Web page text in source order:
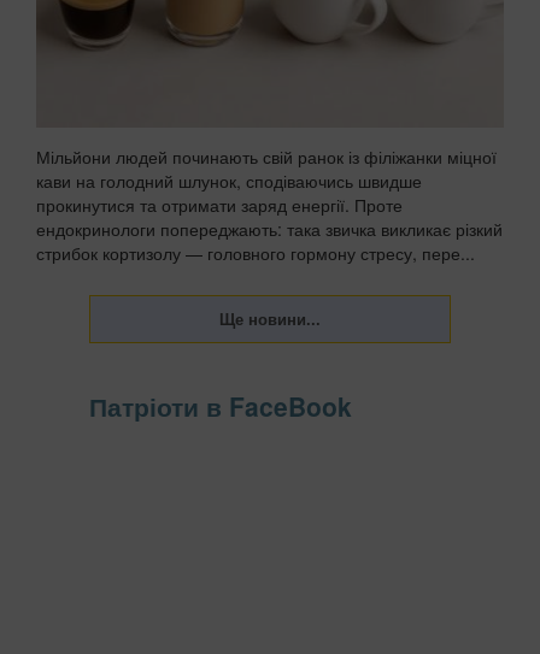
Мільйони людей починають свій ранок із філіжанки міцної
кави на голодний шлунок, сподіваючись швидше
прокинутися та отримати заряд енергії. Проте
ендокринологи попереджають: така звичка викликає різкий
стрибок кортизолу — головного гормону стресу, пере...
Патріоти в FaceBook